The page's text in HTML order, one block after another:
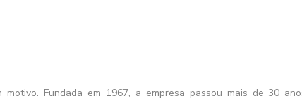
Fundada em 1967, a empresa passou mais de 30